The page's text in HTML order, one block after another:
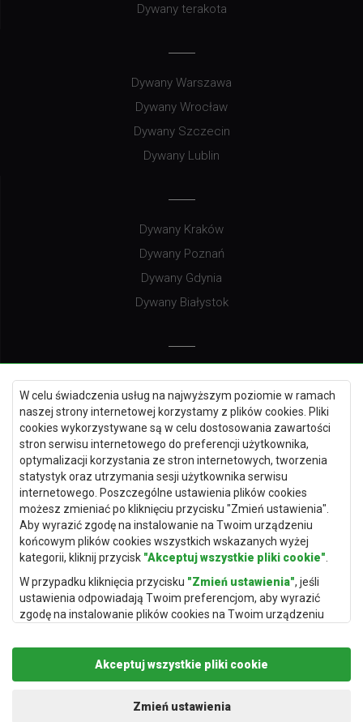
W celu świadczenia usług na najwyższym poziomie w ramach
naszej strony internetowej korzystamy z plików cookies. Pliki
cookies wykorzystywane są w celu dostosowania zawartości
stron serwisu internetowego do preferencji użytkownika,
optymalizacji korzystania ze stron internetowych, tworzenia
statystyk oraz utrzymania sesji użytkownika serwisu
internetowego. Poszczególne ustawienia plików cookies
możesz zmieniać po kliknięciu przycisku "Zmień ustawienia".
Aby wyrazić zgodę na instalowanie na Twoim urządzeniu
końcowym plików cookies wszystkich wskazanych wyżej
kategorii, kliknij przycisk "Akceptuj wszystkie pliki cookie"
W przypadku kliknięcia przycisku "Zmień ustawienia", jeśli
ustawienia odpowiadają Twoim preferencjom, aby wyrazić
zgodę na instalowanie plików cookies na Twoim urządzeniu
"Zapisz i zaakceptuj".
Podstawą przetwarzania danych osobowych, w zakresie w
administratora danych osobowych (Rugito Radosław Bartosik z
Akceptuj wszystkie pliki cookie
Zmień ustawienia
Dywany terakota
Dywany Warszawa
Dywany Wrocław
Dywany Szczecin
Dywany Lublin
Dywany Kraków
Dywany Poznań
Dywany Gdynia
Dywany Białystok
Dywany Gdańsk
Dywany Toruń
Dywany Bydgoszcz
Dywany Łódź
Dywany Katowice
Dywany Częstochowa
Copyright © 2019Rugito . Wszelkie prawa zastrzeżone.